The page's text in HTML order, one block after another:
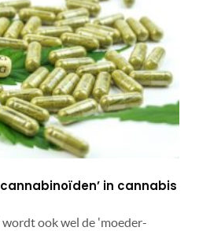
in cannabis
ook wel de 'moeder-